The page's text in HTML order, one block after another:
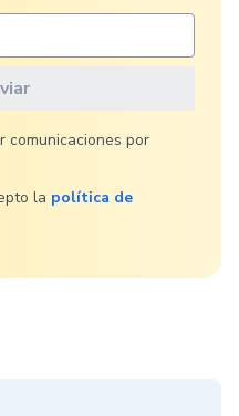
comunicaciones por
la política de